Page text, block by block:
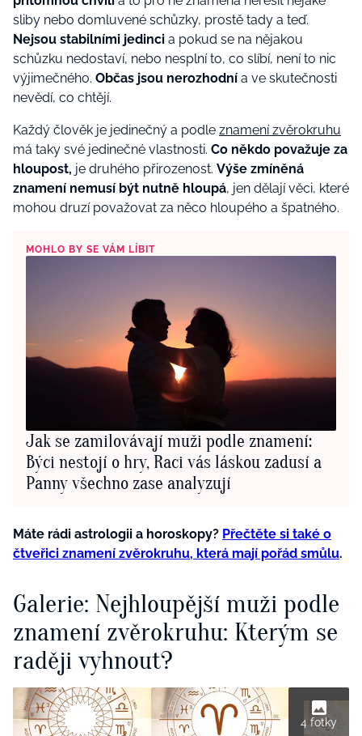
sliby nebo domluvené schůzky, prostě tady a teď.
Nejsou stabilními jedinci a pokud se na nějakou
schůzku nedostaví, nebo nesplní to, co slíbí, není to nic
výjimečného. Občas jsou nerozhodní a ve skutečnosti
nevědí, co chtějí.
Každý člověk je jedinečný a podle znamení zvěrokruhu
má taky své jedinečné vlastnosti. Co někdo považuje za
hloupost, je druhého přirozenost. Výše zmíněná
znamení nemusí být nutně hloupá, jen dělají věci, které
mohou druzí považovat za něco hloupého a špatného.
MOHLO BY SE VÁM LÍBIT
Jak se zamilovávají muži podle znamení:
Býci nestojí o hry, Raci vás láskou zadusí a
Panny všechno zase analyzují
Máte rádi astrologii a horoskopy? Přečtěte si také o
čtveřici znamení zvěrokruhu, která mají pořád smůlu.
Galerie: Nejhloupější muži podle
znamení zvěrokruhu: Kterým se
raději vyhnout?
4 fotky